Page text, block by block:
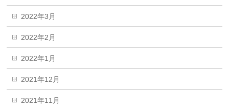
2022年3月
2022年2月
2022年1月
2021年12月
2021年11月